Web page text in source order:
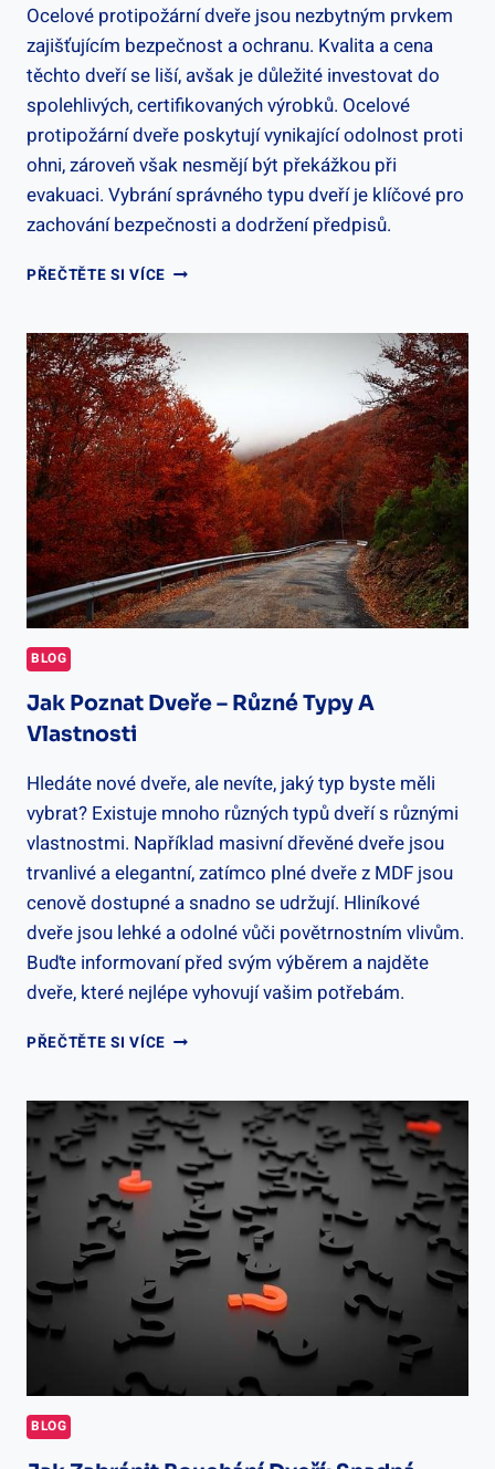
Ocelové protipožární dveře jsou nezbytným prvkem
zajišťujícím bezpečnost a ochranu. Kvalita a cena
těchto dveří se liší, avšak je důležité investovat do
spolehlivých, certifikovaných výrobků. Ocelové
protipožární dveře poskytují vynikající odolnost proti
ohni, zároveň však nesmějí být překážkou při
evakuaci. Vybrání správného typu dveří je klíčové pro
zachování bezpečnosti a dodržení předpisů.
PŘEČTĚTE SI VÍCEPROTIPOŽÁRNÍ
CENA
–
BEZPEČNOST
V
PRVNÍ
ŘADĚ
BLOG
Jak Poznat Dveře – Různé Typy A
Vlastnosti
Hledáte nové dveře, ale nevíte, jaký typ byste měli
vybrat? Existuje mnoho různých typů dveří s různými
vlastnostmi. Například masivní dřevěné dveře jsou
trvanlivé a elegantní, zatímco plné dveře z MDF jsou
cenově dostupné a snadno se udržují. Hliníkové
dveře jsou lehké a odolné vůči povětrnostním vlivům.
Buďte informovaní před svým výběrem a najděte
dveře, které nejlépe vyhovují vašim potřebám.
PŘEČTĚTE SI VÍCEJAK
–
RŮZNÉ
TYPY
VLASTNOSTI
BLOG